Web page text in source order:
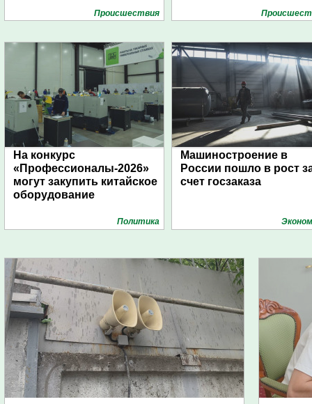
Проиcшествия
На конкурс
«Профессионалы-2026»
могут закупить китайское
оборудование
Политика
Машиностроение в
России пошло в рост
счет госзаказа